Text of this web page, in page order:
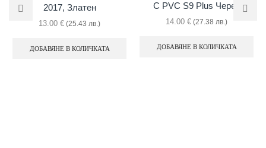
2017, Златен
13.00 € (25.43 лв.)
ДОБАВЯНЕ В КОЛИЧКАТА
С PVC S9 Plus Черен
14.00 € (27.38 лв.)
ДОБАВЯНЕ В КОЛИЧКАТА